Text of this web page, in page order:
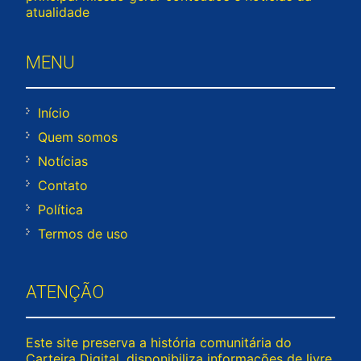
atualidade
MENU
Início
Quem somos
Notícias
Contato
Política
Termos de uso
ATENÇÃO
Este site preserva a história comunitária do